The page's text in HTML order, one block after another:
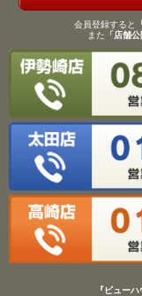
会員登録すると
また 「店舗
『ビュー